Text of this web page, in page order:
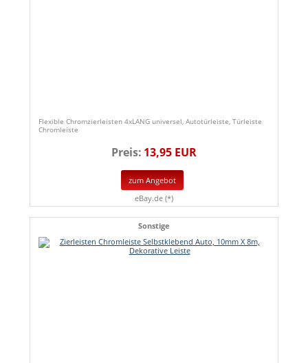
Flexible Chromzierleisten 4xLANG universel, Autotürleiste, Türleiste
Chromleiste
Preis: 13,95 EUR
zum Angebot
eBay.de (*)
Sonstige